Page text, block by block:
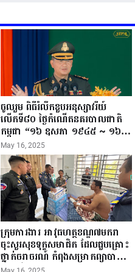
ចូលរួម ពិធីរំលឹកខួបអនុស្សាវរីយ៍
លើកទី៨០ ថ្ងៃកំណើតនគរបាលជាតិ
កម្ពុជា “១៦ ឧសភា ១៩៤៥ ~ ១៦
ឧសភា ២០២៥”...
May 16, 2025
ក្រុមការងារ អាវុធហត្ថខណ្ឌ៧មករា
ចុះសួរសុខទុក្ខសមាជិក ដែលជួបគ្រោះ
ថ្នាក់ចរាចរណ៍ កំពុងសម្រាកព្យាបាល